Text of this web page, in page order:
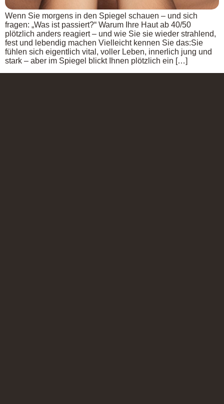
Wenn Sie morgens in den Spiegel schauen – und sich
fragen: „Was ist passiert?“ Warum Ihre Haut ab 40/50
plötzlich anders reagiert – und wie Sie sie wieder strahlend,
fest und lebendig machen Vielleicht kennen Sie das:Sie
fühlen sich eigentlich vital, voller Leben, innerlich jung und
stark – aber im Spiegel blickt Ihnen plötzlich ein […]